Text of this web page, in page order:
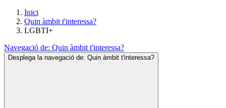
Inici
Quin àmbit t'interessa?
LGBTI+
Navegació de: Quin àmbit t'interessa?
Desplega la navegació de: Quin àmbit t'interessa?